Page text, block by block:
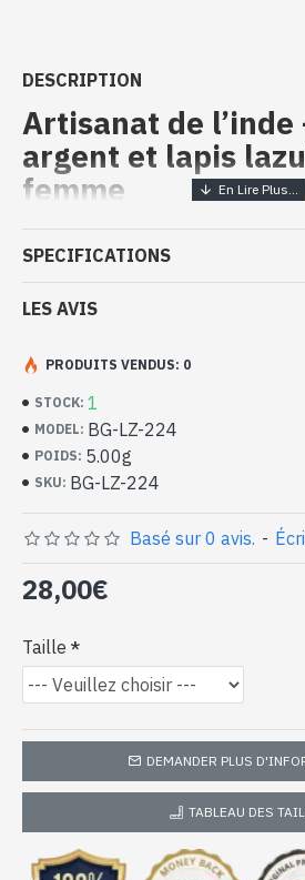
DESCRIPTION
Artisanat de l’inde
argent et lapis
femme
Bijoux inde artisanaux
argent massif et Lapis
- Bague en argent véritable 925/1000
- Pierre sertie, en cabochon, forme ovale
- Livrée avec un petit sac artisanal
Bague indienne argent
naturel de forme ovale
SPECIFICATIONS
LES AVIS
STOCK: 1
MODEL: BG-LZ-224
POIDS: 5.00g
SKU: BG-LZ-224
PRODUITS VENDUS: 0
Basé sur 0 avis. -
28,00€
Taille
DEMANDER PLUS
TABLEAU DES